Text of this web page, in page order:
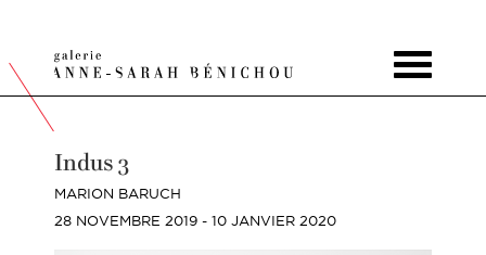
Toggle
Indus 3
MARION BARUCH
28 NOVEMBRE 2019 - 10 JANVIER 2020